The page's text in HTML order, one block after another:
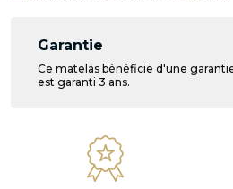
Garantie
Ce matelas bénéficie d'une
est garanti 3 ans.